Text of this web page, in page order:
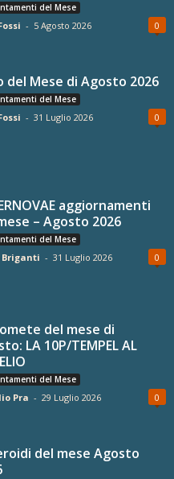
del Mese
- 5 Agosto 2026 0
del Mese di Agosto 2026
del Mese
- 31 Luglio 2026 0
aggiornamenti
– Agosto 2026
del Mese
Briganti - 31 Luglio 2026 0
del mese di
LA 10P/TEMPEL AL
del Mese
Pra - 29 Luglio 2026 0
del mese Agosto